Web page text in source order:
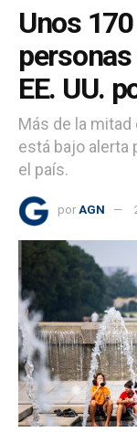
Unos
EE. UU.
Más de la
está bajo alerta
el país.
por AGN